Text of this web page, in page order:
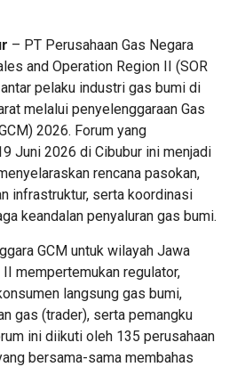
– PT Perusahaan Gas Negara
and Operation Region II (SOR
pelaku industri gas bumi di
melalui penyelenggaraan Gas
2026. Forum yang
Juni 2026 di Cibubur ini menjadi
rencana pasokan,
infrastruktur, serta koordinasi
keandalan penyaluran gas bumi.
GCM untuk wilayah Jawa
II mempertemukan regulator,
langsung gas bumi,
gas (trader), serta pemangku
ini diikuti oleh 135 perusahaan
bersama-sama membahas